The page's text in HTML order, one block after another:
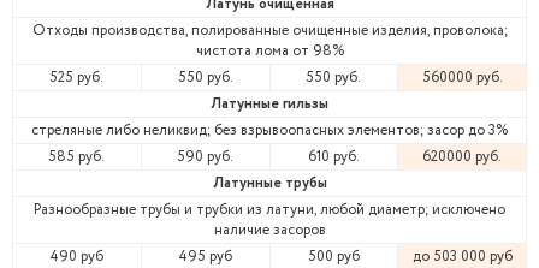
Латунь очищенная
Отходы производства, полированные очищенные изделия, проволока;
чистота лома от 98%
525 руб.
550 руб. 550 руб.
560000 руб.
Латунные гильзы
стреляные либо неликвид; без взрывоопасных элементов; засор до 3%
585 руб.
590 руб. 610 руб.
620000 руб.
Латунные трубы
Разнообразные трубы и трубки из латуни, любой диаметр; исключено
наличие засоров
490 руб
495 руб 500 руб до 503 000 руб